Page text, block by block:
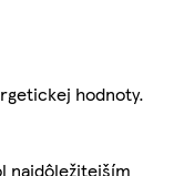
hodnoty.
najdôležitejším